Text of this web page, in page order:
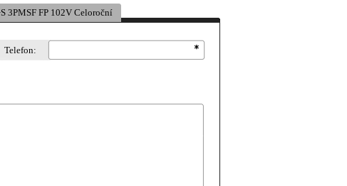
3PMSF FP 102V Celoroční
Telefon: